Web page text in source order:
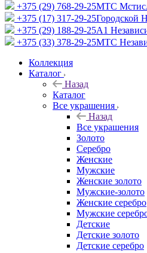
+375 (29) 768-29-25МТС
+375 (17) 317-29-25Городской
+375 (29) 188-29-25A1
+375 (33) 378-29-25МТС
Коллекция
Каталог
Назад
Каталог
Все украшения
Назад
Все украшения
Золото
Серебро
Женские
Мужские
Женские золото
Мужские-золото
Женские серебро
Мужские
Детские
Детские золото
Детские серебро